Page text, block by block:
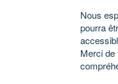
Nous
pourra
Merci de